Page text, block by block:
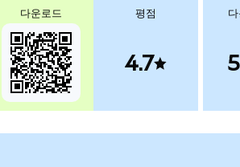
다운로드 평점
4.7